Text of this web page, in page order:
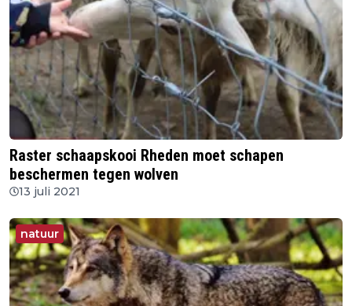
Raster schaapskooi Rheden moet schapen
beschermen tegen wolven
13 juli 2021
natuur